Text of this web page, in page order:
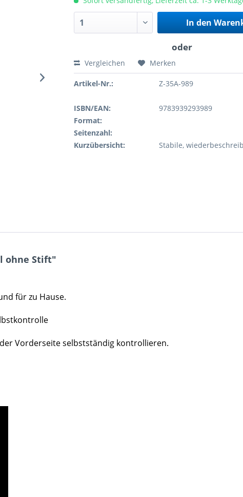
In den
Vergleichen Merken
Artikel-Nr.: Z-35A-989
ISBN/EAN:
9783939293989
Format:
Seitenzahl:
Kurzübersicht:
Stabile,
ohne Stift"
für zu Hause.
Vorderseite selbstständig kontrollieren.